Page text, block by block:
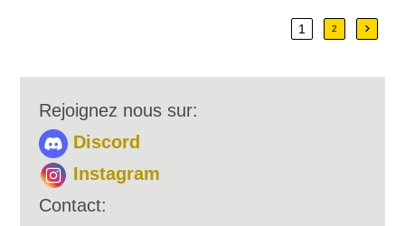
1 2 Aller à
Rejoignez nous sur:
Discord
Instagram
Contact: